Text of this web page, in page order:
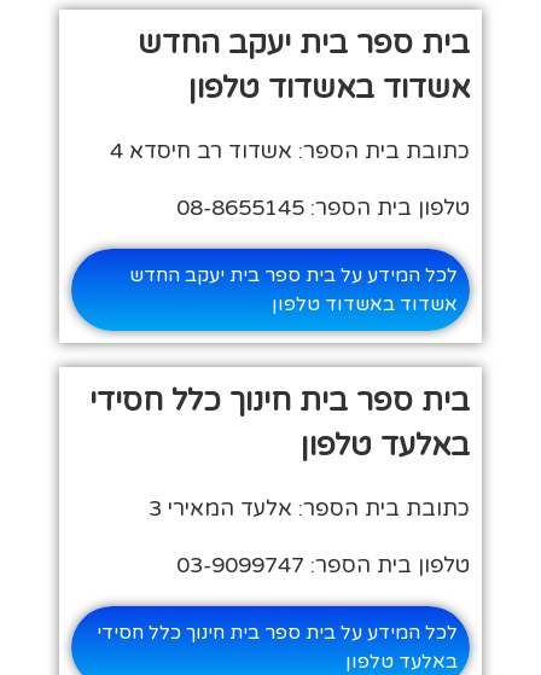
בית ספר בית יעקב החדש
אשדוד באשדוד טלפון
כתובת בית הספר: אשדוד רב חיסדא 4
טלפון בית הספר: 08-8655145
לכל המידע על בית ספר בית יעקב החדש
אשדוד באשדוד טלפון
בית ספר בית חינוך כלל חסידי
באלעד טלפון
כתובת בית הספר: אלעד המאירי 3
טלפון בית הספר: 03-9099747
לכל המידע על בית ספר בית חינוך כלל חסידי
באלעד טלפון